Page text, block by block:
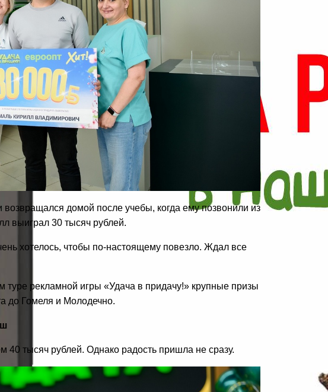
домой после учебы, когда ему позвонили из
выиграл 30 тысяч рублей.
хотелось, чтобы по-настоящему повезло. Ждал все
рекламной игры «Удача в придачу!» крупные призы
до Гомеля и Молодечно.
тысяч рублей. Однако радость пришла не сразу.